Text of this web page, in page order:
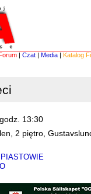
| Czat | Media | Katalog
13:30
2 piętro,